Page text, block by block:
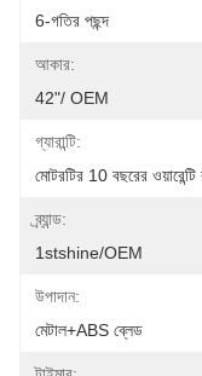
6-গতির পছন্দ
আকার:
42"/ OEM
গ্যারান্টি:
মোটরটির 10 বছরের
ব্র্যান্ড:
1stshine/OEM
উপাদান:
মেটাল+ABS ব্লেড